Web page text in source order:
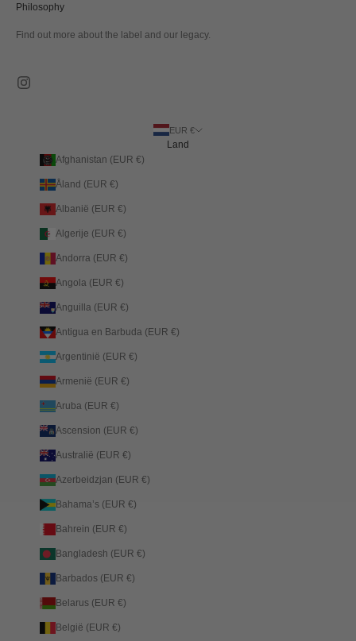
Philosophy
Find out more about the label and our legacy.
EUR €
Land
Afghanistan (EUR €)
Åland (EUR €)
Albanië (EUR €)
Algerije (EUR €)
Andorra (EUR €)
Angola (EUR €)
Anguilla (EUR €)
Antigua en Barbuda (EUR €)
Argentinië (EUR €)
Armenië (EUR €)
Aruba (EUR €)
Ascension (EUR €)
Australië (EUR €)
Azerbeidzjan (EUR €)
Bahama’s (EUR €)
Bahrein (EUR €)
Bangladesh (EUR €)
Barbados (EUR €)
Belarus (EUR €)
België (EUR €)